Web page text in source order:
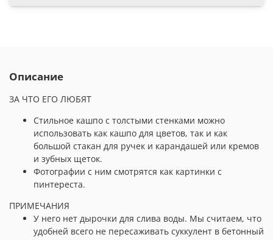
Описание
ЗА ЧТО ЕГО ЛЮБЯТ
Стильное кашпо с толстыми стенками можно
использовать как кашпо для цветов, так и как
большой стакан для ручек и карандашей или кремов
и зубных щеток.
Фотографии с ним смотрятся как картинки с
пинтереста.
ПРИМЕЧАНИЯ
У него нет дырочки для слива воды. Мы считаем, что
удобней всего не пересаживать суккулент в бетонный